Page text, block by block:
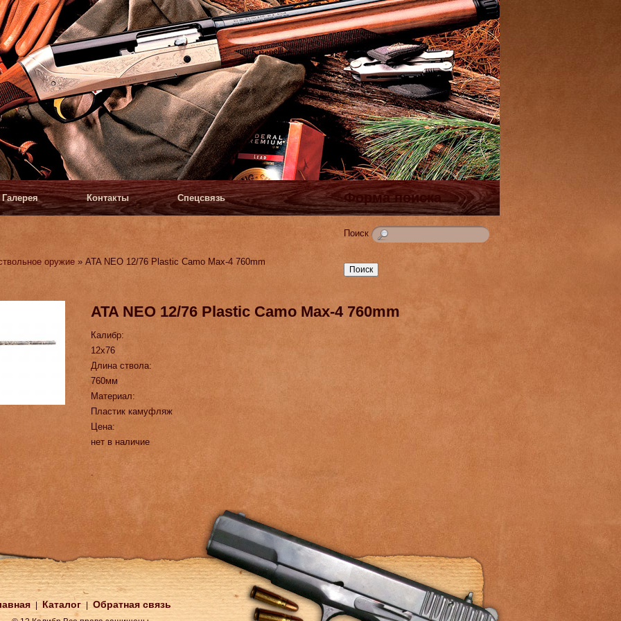
Форма поиска
Поиск
Галерея Контакты Спецсвязь
оружие » ATA NEO 12/76 Plastic Camo Max-4 760mm
ATA NEO 12/76 Plastic Camo Max-4 760mm
Калибр:
12х76
Длина ствола:
760мм
Материал:
Пластик камуфляж
Цена:
нет в наличие
.
Каталог Обратная связь